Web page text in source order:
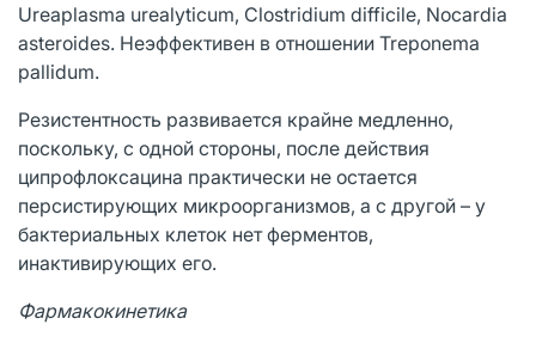
Ureaplasma urealyticum, Clostridium difficile, Nocardia
asteroides. Неэффективен в отношении Treponema
pallidum.
Резистентность развивается крайне медленно,
поскольку, с одной стороны, после действия
ципрофлоксацина практически не остается
персистирующих микроорганизмов, а с другой – у
бактериальных клеток нет ферментов,
инактивирующих его.
Фармакокинетика